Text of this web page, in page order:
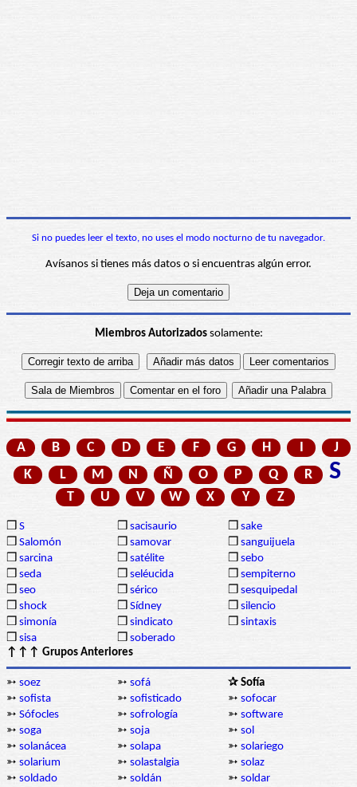
Si no puedes leer el texto, no uses el modo nocturno de tu navegador.
Avísanos si tienes más datos o si encuentras algún error.
Miembros Autorizadossolamente:
A B C D E F G H I
J
K
L M N Ñ O P Q R S
T U V W X Y Z
❒ S ❒ sacisaurio ❒ sake
❒ Salomón ❒ samovar ❒ sanguijuela
❒ sarcina ❒ satélite ❒ sebo
❒ seda ❒ seléucida ❒ sempiterno
❒ seo ❒ sérico ❒ sesquipedal
❒ shock ❒ Sídney ❒ silencio
❒ simonía ❒ sindicato ❒ sintaxis
❒ sisa ❒ soberado
↑↑↑ Grupos Anteriores
➳ soez ➳ sofá
✰ Sofía
➳ sofista ➳ sofisticado ➳ sofocar
➳ Sófocles ➳ sofrología ➳ software
➳ soga ➳ soja ➳ sol
➳ solanácea ➳ solapa ➳ solariego
➳ solarium ➳ solastalgia ➳ solaz
➳ soldado ➳ soldán ➳ soldar